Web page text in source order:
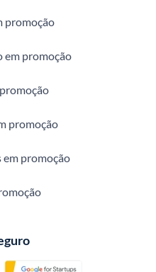
promoção
em promoção
promoção
em promoção